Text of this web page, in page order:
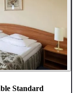
Standard